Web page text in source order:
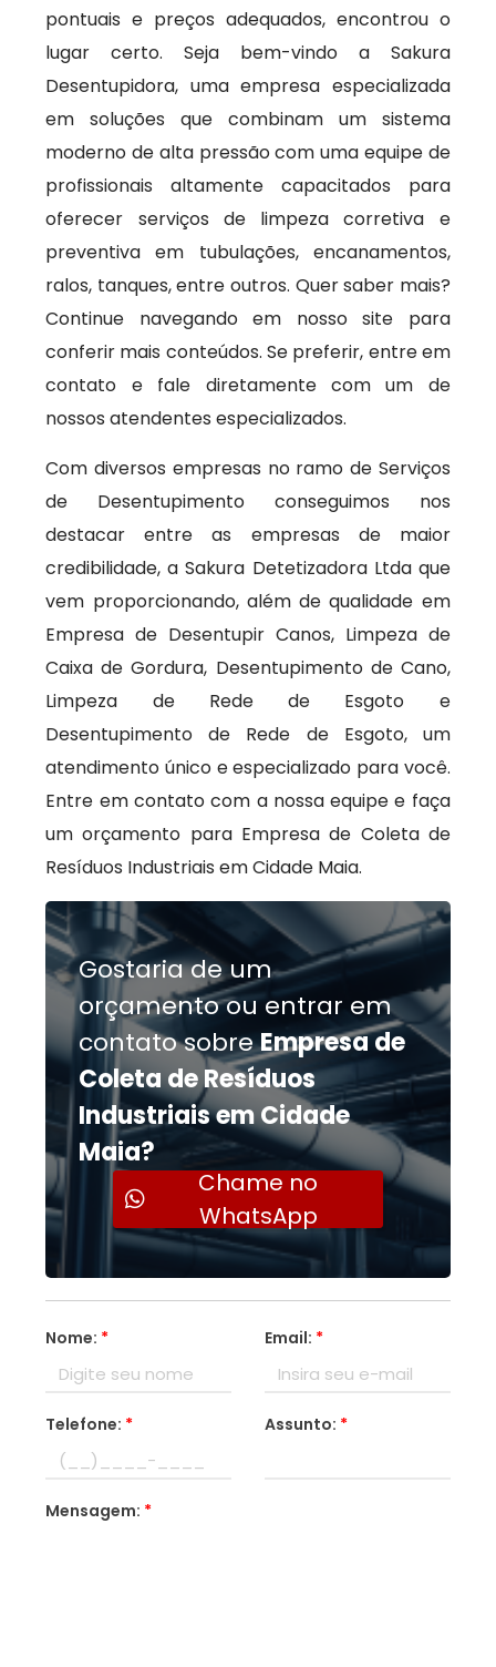
pontuais e preços adequados, encontrou o
lugar certo. Seja bem-vindo a Sakura
Desentupidora, uma empresa especializada
em soluções que combinam um sistema
moderno de alta pressão com uma equipe de
profissionais altamente capacitados para
oferecer serviços de limpeza corretiva e
preventiva em tubulações, encanamentos,
ralos, tanques, entre outros. Quer saber mais?
Continue navegando em nosso site para
conferir mais conteúdos. Se preferir, entre em
contato e fale diretamente com um de
nossos atendentes especializados.
Com diversos empresas no ramo de Serviços
de Desentupimento conseguimos nos
destacar entre as empresas de maior
credibilidade, a Sakura Detetizadora Ltda que
vem proporcionando, além de qualidade em
Empresa de Desentupir Canos, Limpeza de
Caixa de Gordura, Desentupimento de Cano,
Limpeza de Rede de Esgoto e
Desentupimento de Rede de Esgoto, um
atendimento único e especializado para você.
Entre em contato com a nossa equipe e faça
um orçamento para Empresa de Coleta de
Resíduos Industriais em Cidade Maia.
Gostaria de um
orçamento ou entrar em
contato sobreEmpresa de
Coleta de Resíduos
Industriais em Cidade
Maia?
Chame no
WhatsApp
Nome: * Email: *
Telefone: * Assunto: *
Mensagem: *